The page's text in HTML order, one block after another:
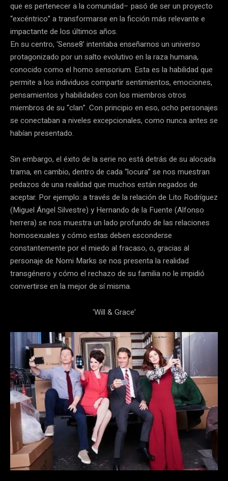
que es pertenecer a la comunidad– pasó de ser un proyecto
“excéntrico” a transformarse en la ficción más relevante e
impactante de los últimos años.
En su centro, ‘Sense8’ intentaba enseñarnos un universo
protagonizado por un salto evolutivo en la raza humana,
conocido como el homo sensorium. Esta es la habilidad que
permite a los individuos compartir sentimientos, emociones,
pensamientos y habilidades con los miembros otros
miembros de su “clan”. Con principio en eso, ocho personajes
se conectaban a niveles excepcionales, como nunca antes se
habían presentado.
Sin embargo, el éxito de la serie no está detrás de su alocada
trama, en cambio, dentro de cada “locura” se nos muestran
pedazos de una realidad que muchos están negados de
aceptar. Por ejemplo: a través de la relación de Lito Rodríguez
(Miguel Ángel Silvestre) y Hernando de la Fuente (Alfonso
herrera) se nos muestra un lado profundo de las relaciones
homosexuales y cómo estas deben esconderse
constantemente por el miedo al fracaso, o, gracias al
personaje de Nomi Marks se nos presenta la realidad
transgénero y cómo el rechazo de su familia no le impidió
convertirse en la mejor de sí misma.
‘Will & Grace’